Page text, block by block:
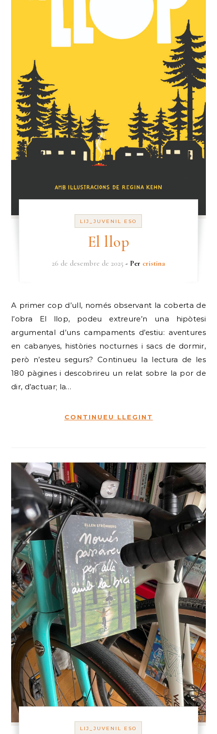
LIJ_JUVENIL ESO
El llop
26 de desembre de 2025 - Per cristina
A primer cop d’ull, només observant la coberta de
l’obra El llop, podeu extreure’n una hipòtesi
argumental d’uns campaments d’estiu: aventures
en cabanyes, històries nocturnes i sacs de dormir,
però n’esteu segurs? Continueu la lectura de les
180 pàgines i descobrireu un relat sobre la por de
dir, d’actuar; la…
CONTINUEU LLEGINT
LIJ_JUVENIL ESO